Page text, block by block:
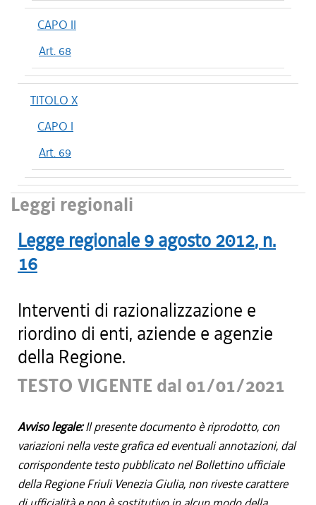
CAPO II
Art. 68
TITOLO X
CAPO I
Art. 69
Leggi regionali
Legge regionale 9 agosto 2012, n.
16
Interventi di razionalizzazione e
riordino di enti, aziende e agenzie
della Regione.
TESTO VIGENTE dal 01/01/2021
Avviso legale:Il presente documento è riprodotto, con
variazioni nella veste grafica ed eventuali annotazioni, dal
corrispondente testo pubblicato nel Bollettino ufficiale
della Regione Friuli Venezia Giulia, non riveste carattere